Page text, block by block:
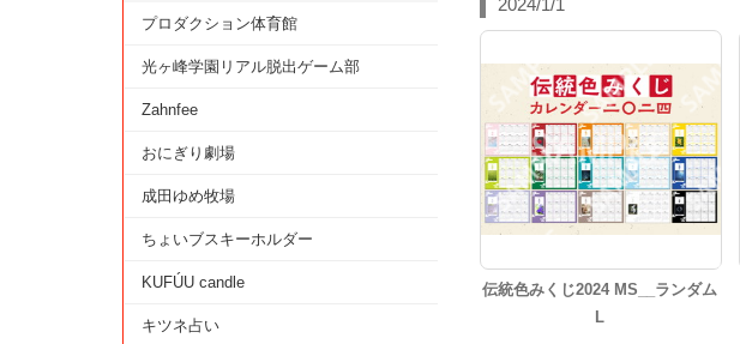
2024/1/1
伝統色みくじ2024 MS__ランダム
L
プロダクション体育館
光ヶ峰学園リアル脱出ゲーム部
Zahnfee
おにぎり劇場
成田ゆめ牧場
ちょいブスキーホルダー
KUFÚU candle
キツネ占い